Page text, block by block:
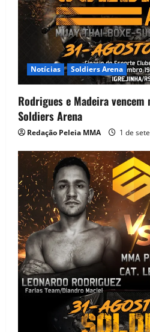
Notícias Soldiers Arena
Rodrigues e Madeira
Soldiers Arena
Redação Peleia MMA 1 de